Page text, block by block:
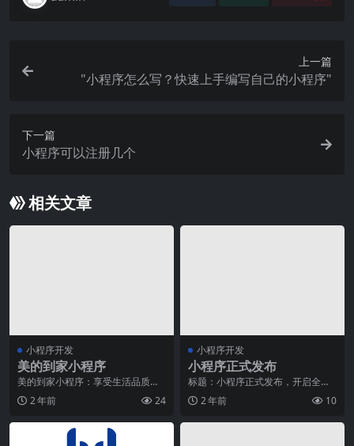
上一篇
"小程序怎么写？快速上手编写自己的小程序"
下一篇
小程序可以注册几个
相关文章
小程序开发
美的到家小程序
美的到家小程序：享受生活品质的
专属管家生活节奏加快，工作压力
增大，与此同时，人们
2 年前 24
小程序开发
小程序正式发布
标题：小程序正式发布，开启全新
的移动应用时代随着移动互联网的
发展，小程序作为一种
2 年前 10